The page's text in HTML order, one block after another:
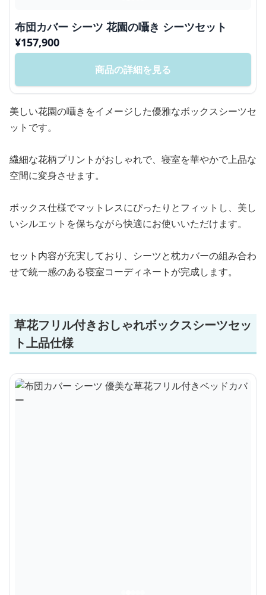
布団カバー シーツ 花園の囁き シーツセット
¥157,900
商品の詳細を見る
美しい花園の囁きをイメージした優雅なボックスシーツセ
ットです。
繊細な花柄プリントがおしゃれで、寝室を華やかで上品な
空間に変身させます。
ボックス仕様でマットレスにぴったりとフィットし、美し
いシルエットを保ちながら快適にお使いいただけます。
セット内容が充実しており、シーツと枕カバーの組み合わ
せで統一感のある寝室コーディネートが完成します。
草花フリル付きおしゃれボックスシーツセッ
ト上品仕様